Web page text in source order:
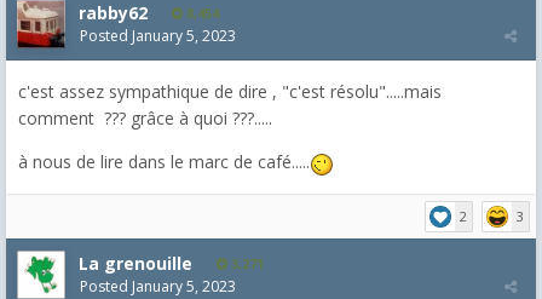
rabby62 8,454
Posted January 5, 2023
c'est assez sympathique de dire , "c'est résolu".....mais
comment ??? grâce à quoi ???.....
à nous de lire dans le marc de café.....
2 3
La grenouille 3,271
Posted January 5, 2023